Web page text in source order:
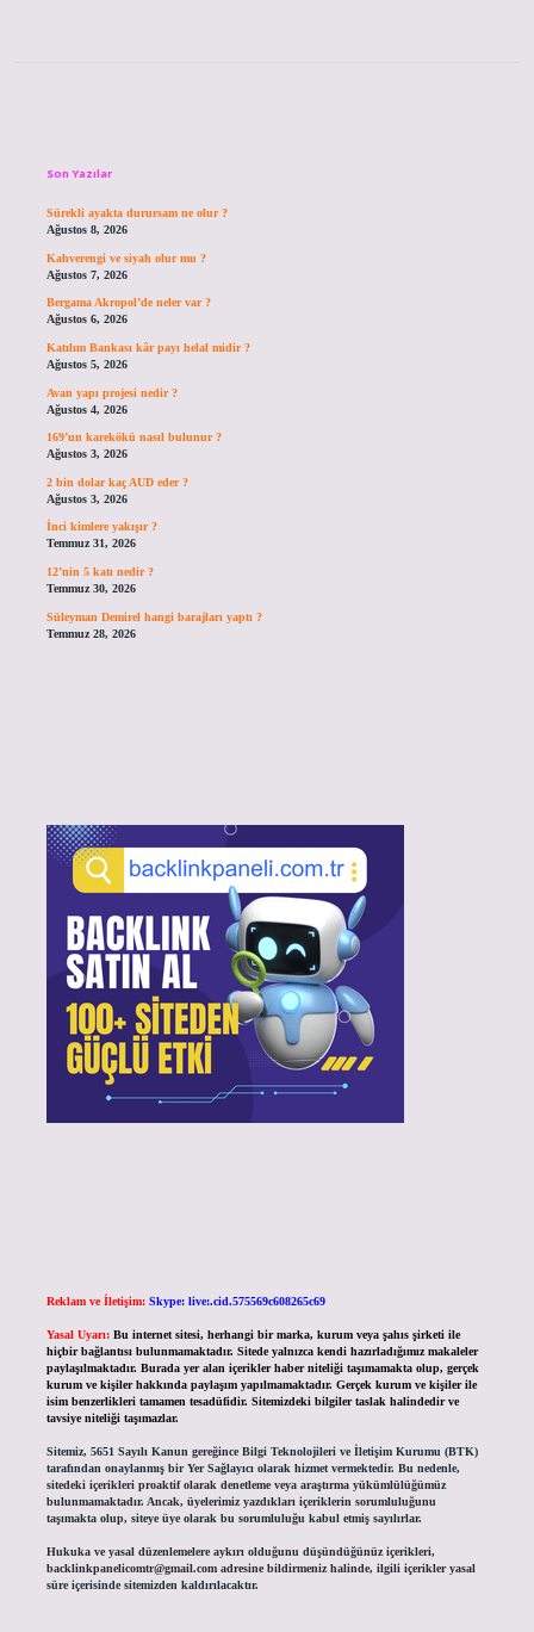
Son Yazılar
Sürekli ayakta durursam ne olur ?
Ağustos 8, 2026
Kahverengi ve siyah olur mu ?
Ağustos 7, 2026
Bergama Akropol’de neler var ?
Ağustos 6, 2026
Katılım Bankası kâr payı helal midir ?
Ağustos 5, 2026
Avan yapı projesi nedir ?
Ağustos 4, 2026
169’un karekökü nasıl bulunur ?
Ağustos 3, 2026
2 bin dolar kaç AUD eder ?
Ağustos 3, 2026
İnci kimlere yakışır ?
Temmuz 31, 2026
12’nin 5 katı nedir ?
Temmuz 30, 2026
Süleyman Demirel hangi barajları yaptı ?
Temmuz 28, 2026
Reklam ve İletişim: Skype: live:.cid.575569c608265c69
Yasal Uyarı: Bu internet sitesi, herhangi bir marka, kurum veya şahıs şirketi ile
hiçbir bağlantısı bulunmamaktadır. Sitede yalnızca kendi hazırladığımız makaleler
paylaşılmaktadır. Burada yer alan içerikler haber niteliği taşımamakta olup, gerçek
kurum ve kişiler hakkında paylaşım yapılmamaktadır. Gerçek kurum ve kişiler ile
isim benzerlikleri tamamen tesadüfidir. Sitemizdeki bilgiler taslak halindedir ve
tavsiye niteliği taşımazlar.
Sitemiz, 5651 Sayılı Kanun gereğince Bilgi Teknolojileri ve İletişim Kurumu (BTK)
tarafından onaylanmış bir Yer Sağlayıcı olarak hizmet vermektedir. Bu nedenle,
sitedeki içerikleri proaktif olarak denetleme veya araştırma yükümlülüğümüz
bulunmamaktadır. Ancak, üyelerimiz yazdıkları içeriklerin sorumluluğunu
taşımakta olup, siteye üye olarak bu sorumluluğu kabul etmiş sayılırlar.
Hukuka ve yasal düzenlemelere aykırı olduğunu düşündüğünüz içerikleri,
backlinkpanelicomtr@gmail.comadresine bildirmeniz halinde, ilgili içerikler yasal
süre içerisinde sitemizden kaldırılacaktır.